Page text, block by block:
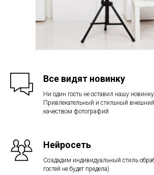
Все видят новинку
Ни один гость не оставил нашу
Привлекательный и стильный
качеством фотографий
Нейросеть
Создадим индивидуальный стиль
гостей не будет предела)